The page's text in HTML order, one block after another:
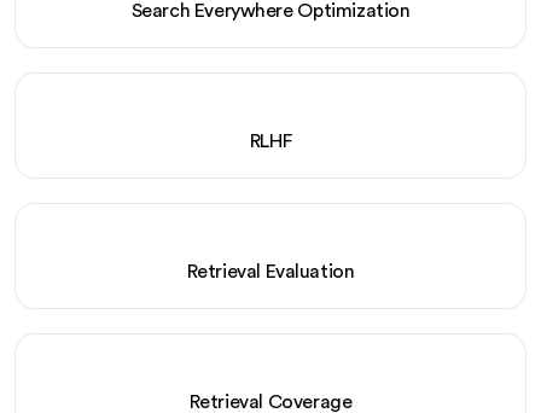
Search Everywhere Optimization
RLHF
Retrieval Evaluation
Retrieval Coverage